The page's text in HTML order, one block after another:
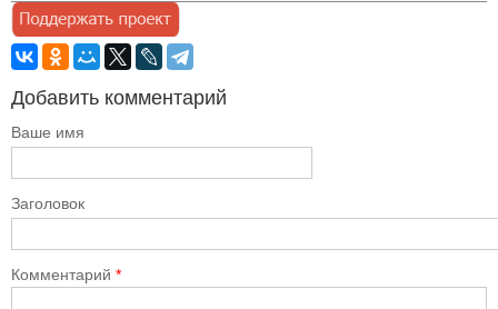
Добавить комментарий
Ваше имя
Заголовок
Комментарий *